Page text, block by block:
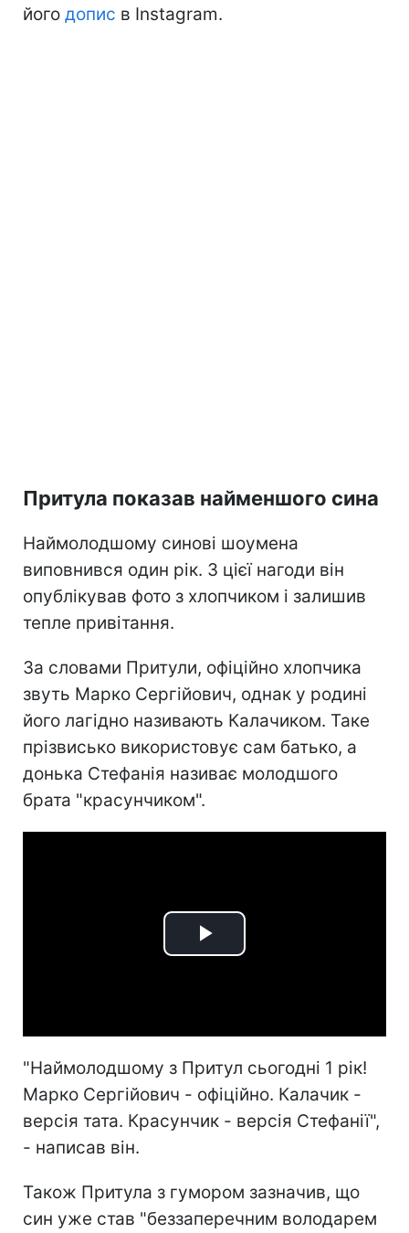
його допис в Instagram.
Притула показав найменшого сина
Наймолодшому синові шоумена
виповнився один рік. З цієї нагоди він
опублікував фото з хлопчиком і залишив
тепле привітання.
За словами Притули, офіційно хлопчика
звуть Марко Сергійович, однак у родині
його лагідно називають Калачиком. Таке
прізвисько використовує сам батько, а
донька Стефанія називає молодшого
брата "красунчиком".
Play
"Наймолодшому з Притул сьогодні 1 рік!
Марко Сергійович - офіційно. Калачик -
версія тата. Красунчик - версія Стефанії",
- написав він.
Також Притула з гумором зазначив, що
син уже став "беззаперечним володарем